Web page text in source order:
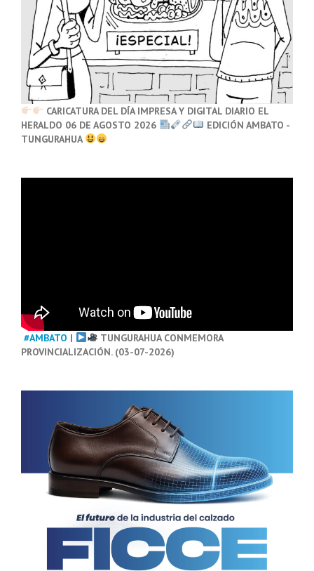
CARICATURA DEL DÍA IMPRESA Y DIGITAL DIARIO EL
HERALDO 06 DE AGOSTO 2026
EDICIÓN AMBATO -
TUNGURAHUA
#AMBATO |
TUNGURAHUA CONMEMORA
PROVINCIALIZACIÓN. (03-07-2026)